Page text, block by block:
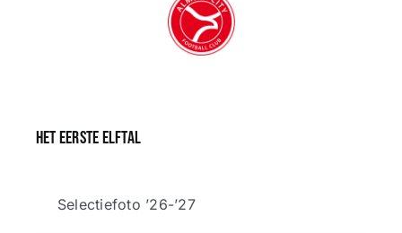
Het eerste elftal
Selectiefoto ’26-’27